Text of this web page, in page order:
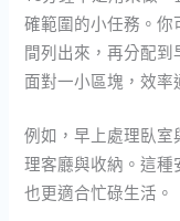
確範圍的小任務。
間列出來，再分配
面對一小區塊，效率
例如，早上處理臥
理客廳與收納。這種
也更適合忙碌生活。